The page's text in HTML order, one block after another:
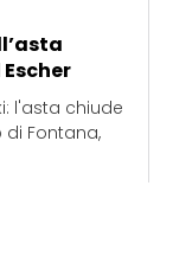
l'asta chiude
Fontana,